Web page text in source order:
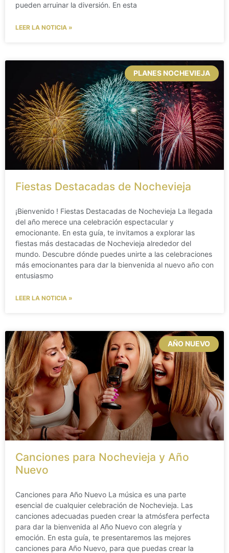
pueden arruinar la diversión. En esta
LEER LA NOTICIA »
PLANES NOCHEVIEJA
Fiestas Destacadas de Nochevieja
¡Bienvenido ! Fiestas Destacadas de Nochevieja La llegada
del año merece una celebración espectacular y
emocionante. En esta guía, te invitamos a explorar las
fiestas más destacadas de Nochevieja alrededor del
mundo. Descubre dónde puedes unirte a las celebraciones
más emocionantes para dar la bienvenida al nuevo año con
entusiasmo
LEER LA NOTICIA »
AÑO NUEVO
Canciones para Nochevieja y Año
Nuevo
Canciones para Año Nuevo La música es una parte
esencial de cualquier celebración de Nochevieja. Las
canciones adecuadas pueden crear la atmósfera perfecta
para dar la bienvenida al Año Nuevo con alegría y
emoción. En esta guía, te presentaremos las mejores
canciones para Año Nuevo, para que puedas crear la